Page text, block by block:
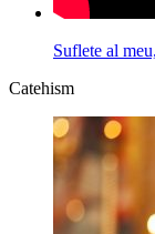
Suflete al
Catehism